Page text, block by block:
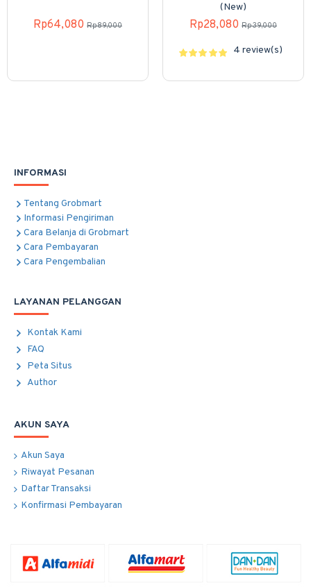
Rp64,080 Rp89,000
(New)
Rp28,080 Rp39,000
4 review(s)
INFORMASI
Tentang Grobmart
Informasi Pengiriman
Cara Belanja di Grobmart
Cara Pembayaran
Cara Pengembalian
LAYANAN PELANGGAN
Kontak Kami
FAQ
Peta Situs
Author
AKUN SAYA
Akun Saya
Riwayat Pesanan
Daftar Transaksi
Konfirmasi Pembayaran